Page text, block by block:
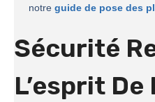
notre guide de pose des
Sécurité
L’esprit De